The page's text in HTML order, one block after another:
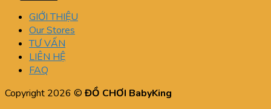
GIỚI THIỆU
Our Stores
TƯ VẤN
LIÊN HỆ
FAQ
Copyright 2026 ©ĐỒ CHƠI BabyKing